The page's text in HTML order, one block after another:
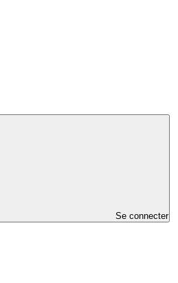
Se connecter